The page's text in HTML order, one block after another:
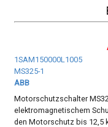
1SAM150000L1005
MS325-1
ABB
Motorschutzschalter
elektromagnetischem
den Motorschutz bis 12,5